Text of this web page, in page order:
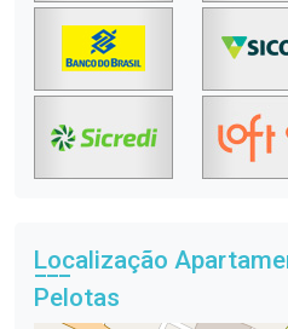
Localização
Pelotas